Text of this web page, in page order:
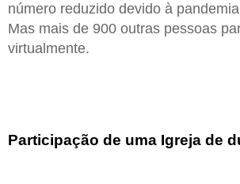
número reduzido devido à
Mas mais de 900 outras pessoas
virtualmente.
Participação de uma Igreja de